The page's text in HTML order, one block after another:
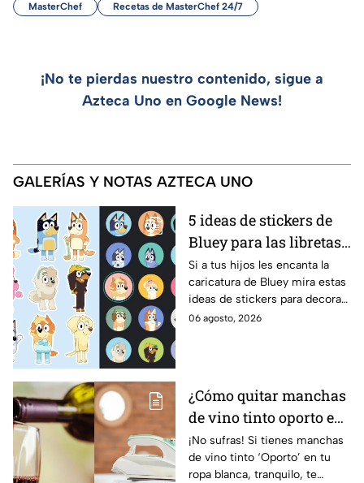
MasterChef Recetas de MasterChef 24/7
¡No te pierdas nuestro contenido, sigue a
Azteca Uno en Google News!
GALERÍAS Y NOTAS AZTECA UNO
5 ideas de stickers de
Bluey para las libretas
de tus hijos; son
perfectos si van a
ingresar al jardín de
niños este 2026
Si a tus hijos les encanta la
caricatura de Bluey mira estas
ideas de stickers para decorar
y personalizar sus cuadernos.
06 agosto, 2026
¿Cómo quitar manchas
de vino tinto oporto en
la ropa blanca? Usa un
sencillo hack de
¡No sufras! Si tienes manchas
de vino tinto ‘Oporto’ en tu
ropa blanca, tranquilo, te